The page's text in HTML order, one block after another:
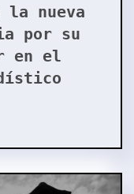
la nueva
por su
en el